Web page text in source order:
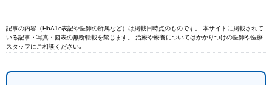
記事の内容（HbA1c表記や医師の所属など）は掲載日時点のものです。 本サイトに掲載されて
いる記事・写真・図表の無断転載を禁じます。 治療や療養についてはかかりつけの医師や医療
スタッフにご相談ください｡